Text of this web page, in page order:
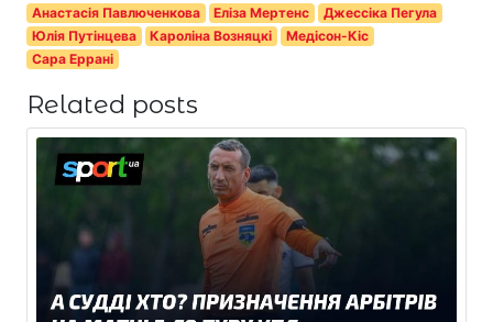
Анастасія Павлюченкова
Еліза Мертенс
Джессіка Пегула
Юлія Путінцева
Кароліна Возняцкі
Медісон-Кіс
Сара Еррані
Related posts